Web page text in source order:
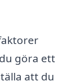
göra ett
att du